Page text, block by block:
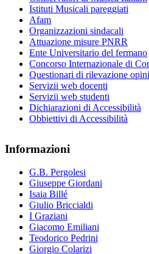
Istituti Musicali pareggiati
Afam
Organizzazioni sindacali
Attuazione misure PNRR
Ente Universitario del fermano
Concorso Internazionale di
Questionari di rilevazione
Servizii web docenti
Servizii web studenti
Dichiarazioni di Accessibilità
Obbiettivi di Accessibilità
Informazioni
G.B. Pergolesi
Giuseppe Giordani
Isaia Billé
Giulio Briccialdi
I Graziani
Giacomo Emiliani
Teodorico Pedrini
Giorgio Colarizi